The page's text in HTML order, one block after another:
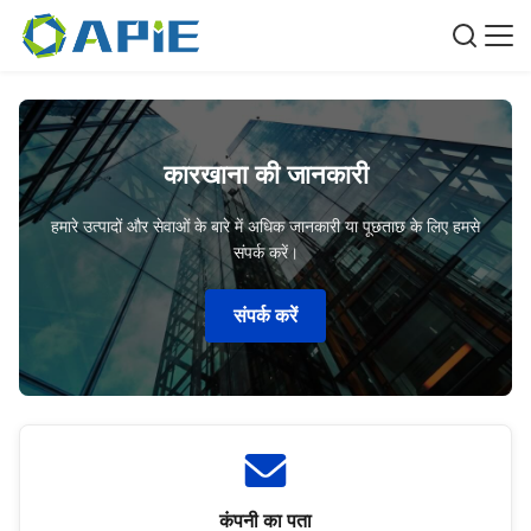
कारखाना की जानकारी
हमारे उत्पादों और सेवाओं के बारे में अधिक जानकारी या पूछताछ के लिए हमसे
संपर्क करें।
संपर्क करें
कंपनी का पता